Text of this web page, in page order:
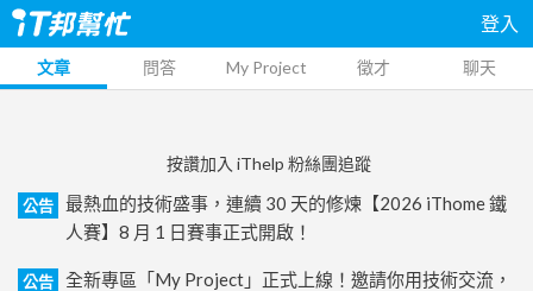
登入
文章 問答 My Project 徵才 聊天
按讚加入 iThelp 粉絲團追蹤
公告
最熱血的技術盛事，連續 30 天的修煉【2026 iThome 鐵
人賽】8 月 1 日賽事正式開啟！
公告
全新專區「My Project」正式上線！邀請你用技術交流，